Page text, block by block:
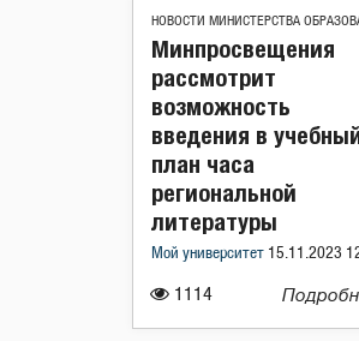
НОВОСТИ МИНИСТЕРСТВА
1114
Минпросвещения
рассмотрит
возможность
введения в
план часа
региональной
литературы
Мой университет 15.11.2023